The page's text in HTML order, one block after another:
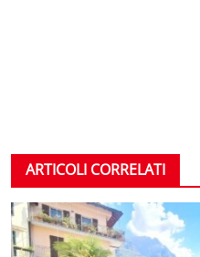
ARTICOLI CORRELATI